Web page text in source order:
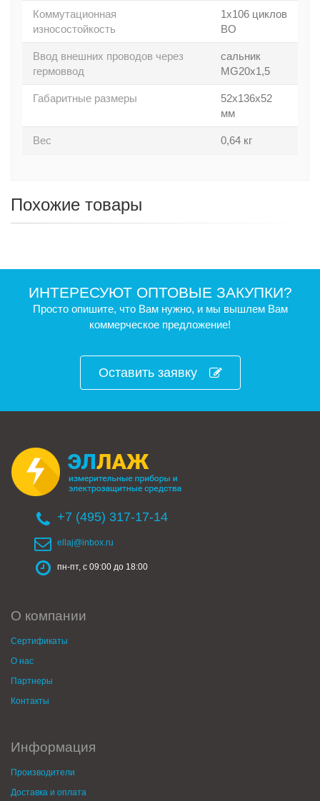
Коммутационная
износостойкость
1х106 циклов
ВО
Ввод внешних проводов через
гермоввод
сальник
MG20х1,5
Габаритные размеры
52х136х52
мм
Вес 0,64 кг
Похожие товары
ИНТЕРЕСУЮТ ОПТОВЫЕ ЗАКУПКИ?
Просто опишите, что Вам нужно, и мы вышлем Вам
коммерческое предложение!
Оставить заявку
+7 (495) 317-17-14
ellaj@inbox.ru
пн-пт, с 09:00 до 18:00
О компании
Сертификаты
О нас
Партнеры
Контакты
Информация
Производители
Доставка и оплата